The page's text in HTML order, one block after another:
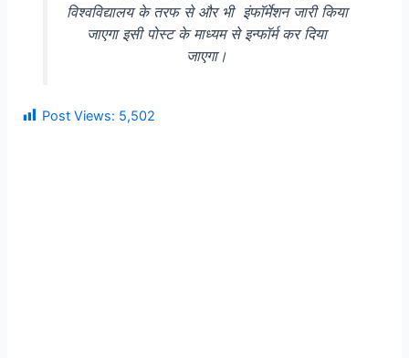
विश्वविद्यालय के तरफ से और भी इंफॉर्मेशन जारी किया
जाएगा इसी पोस्ट के माध्यम से इन्फॉर्म कर दिया
जाएगा।
Post Views: 5,502